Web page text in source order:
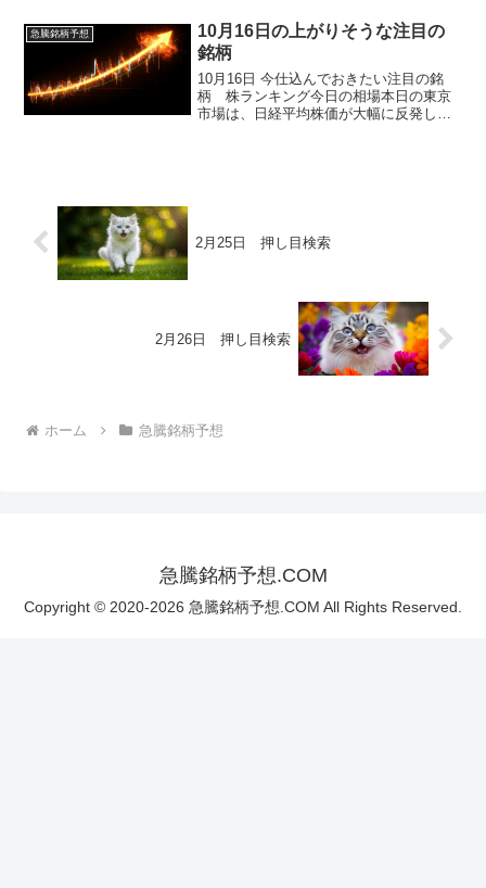
急騰銘柄予想
10月16日の上がりそうな注目の
銘柄
10月16日 今仕込んでおきたい注目の銘
柄 株ランキング今日の相場本日の東京
市場は、日経平均株価が大幅に反発しま
2月25日 押し目検索
2月26日 押し目検索
ホーム 急騰銘柄予想
急騰銘柄予想.COM
Copyright © 2020-2026 急騰銘柄予想.COM All Rights Reserved.